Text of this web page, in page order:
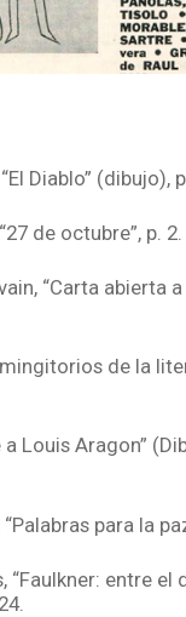
Diablo” (dibujo),
de octubre”, p. 2.
“Carta abierta
de la
Louis Aragon”
para la
“Faulkner: entre el